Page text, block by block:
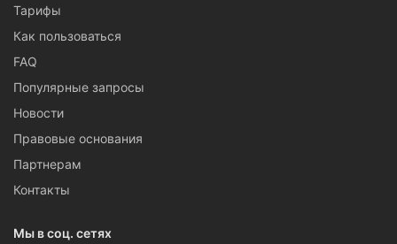
Тарифы
Как пользоваться
FAQ
Популярные запросы
Новости
Правовые основания
Партнерам
Контакты
Мы в соц. сетях